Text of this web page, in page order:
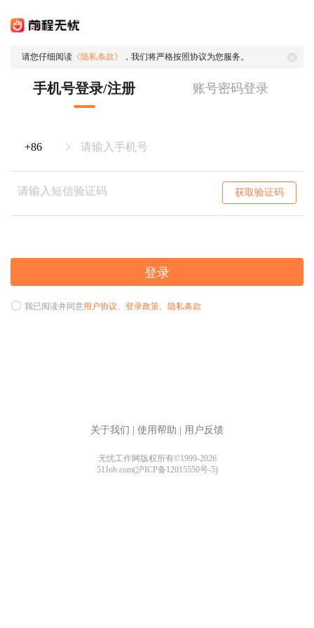
请您仔细阅读 《隐私条款》 ，我们将严格按照协议为您服务。
手机号登录/注册 账号密码登录
获取验证码
登录
我已阅读并同意用户协议、 登录政策、 隐私条款
关于我们 使用帮助 用户反馈
无忧工作网版权所有©1999-2026
51Job.com(沪ICP备12015550号-5)